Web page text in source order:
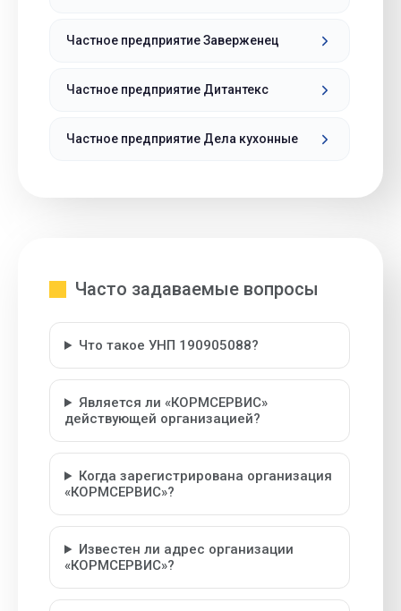
Частное предприятие Заверженец
Частное предприятие Дитантекс
Частное предприятие Дела кухонные
Часто задаваемые вопросы
Что такое УНП 190905088?
Является ли «КОРМСЕРВИС»
действующей организацией?
Когда зарегистрирована организация
«КОРМСЕРВИС»?
Известен ли адрес организации
«КОРМСЕРВИС»?